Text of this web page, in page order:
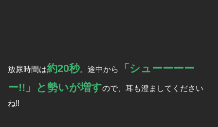
放尿時間は約20秒。途中から
「シューーーー
ー!!」と勢いが増すので、耳も澄ましてください
ね!!